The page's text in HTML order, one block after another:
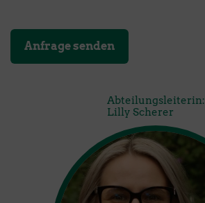
Abteilungsleiterin:
Lilly Scherer